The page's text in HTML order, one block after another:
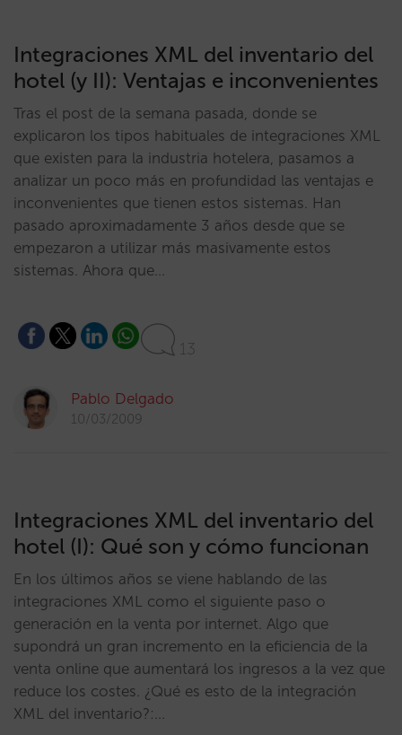
Integraciones XML del inventario del
hotel (y II): Ventajas e inconvenientes
Tras el post de la semana pasada, donde se
explicaron los tipos habituales de integraciones XML
que existen para la industria hotelera, pasamos a
analizar un poco más en profundidad las ventajas e
inconvenientes que tienen estos sistemas. Han
pasado aproximadamente 3 años desde que se
empezaron a utilizar más masivamente estos
sistemas. Ahora que…
13
Pablo Delgado
10/03/2009
Integraciones XML del inventario del
hotel (I): Qué son y cómo funcionan
En los últimos años se viene hablando de las
integraciones XML como el siguiente paso o
generación en la venta por internet. Algo que
supondrá un gran incremento en la eficiencia de la
venta online que aumentará los ingresos a la vez que
reduce los costes. ¿Qué es esto de la integración
XML del inventario?:…